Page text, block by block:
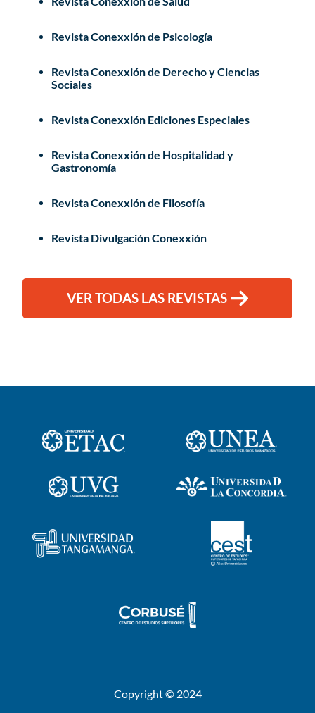
Revista Conexxión de Psicología
Revista Conexxión de Derecho y Ciencias
Sociales
Revista Conexxión Ediciones Especiales
Revista Conexxión de Hospitalidad y
Gastronomía
Revista Conexxión de Filosofía
Revista Divulgación Conexxión
VER TODAS LAS REVISTAS
Copyright © 2024